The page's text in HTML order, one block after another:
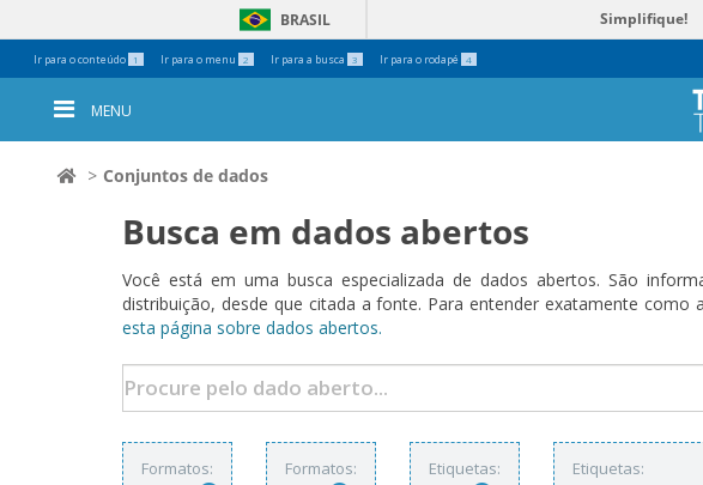
Ir para o conteúdo 1 Ir para o menu 2 Ir para a busca 3 Ir para o rodapé 4
BRASIL Simplifique!
Ferramentas
Pessoais
MENU
Conjuntos de dados
Busca em dados abertos
Você está em uma busca especializada de dados abertos. São
distribuição, desde que citada a fonte. Para entender exatamente
esta página sobre dados abertos.
Formatos: Formatos: Etiquetas: Etiquetas: